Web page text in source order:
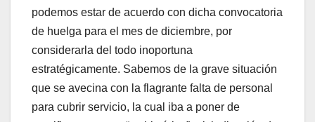
podemos estar de acuerdo con dicha convocatoria
de huelga para el mes de diciembre, por
considerarla del todo inoportuna
estratégicamente. Sabemos de la grave situación
que se avecina con la flagrante falta de personal
para cubrir servicio, la cual iba a poner de